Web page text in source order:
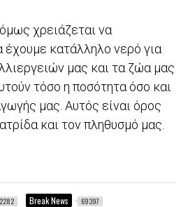
χρειάζεται να
έχουμε κατάλληλο νερό για
μας και τα ζώα μας
τόσο η ποσότητα όσο και
μας. Αυτός είναι όρος
και τον πληθυσμό μας.
2282 Break News 69397